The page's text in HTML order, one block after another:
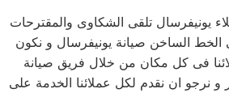
يونيفرسال تلقى الشكاوى والمقترحات
الخط الساخن صيانة يونيفرسال و نكون
فى كل مكان من خلال فريق صيانة
و نرجو ان نقدم لكل عملائنا الخدمة على